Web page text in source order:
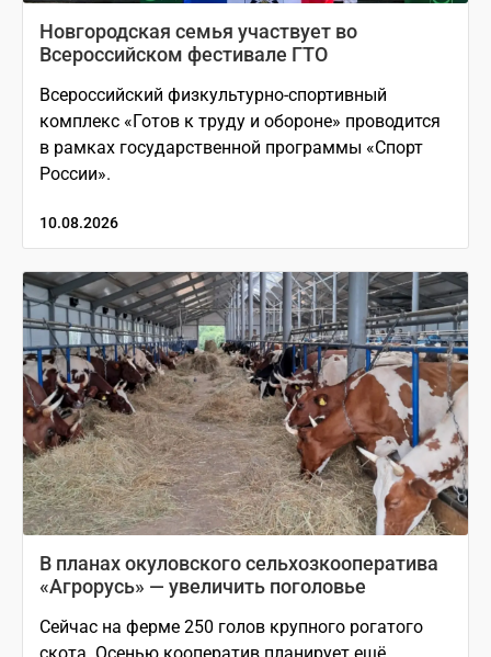
Новгородская семья участвует во
Всероссийском фестивале ГТО
Всероссийский физкультурно-спортивный
комплекс «Готов к труду и обороне» проводится
в рамках государственной программы «Спорт
России».
10.08.2026
В планах окуловского сельхозкооператива
«Агрорусь» — увеличить поголовье
Сейчас на ферме 250 голов крупного рогатого